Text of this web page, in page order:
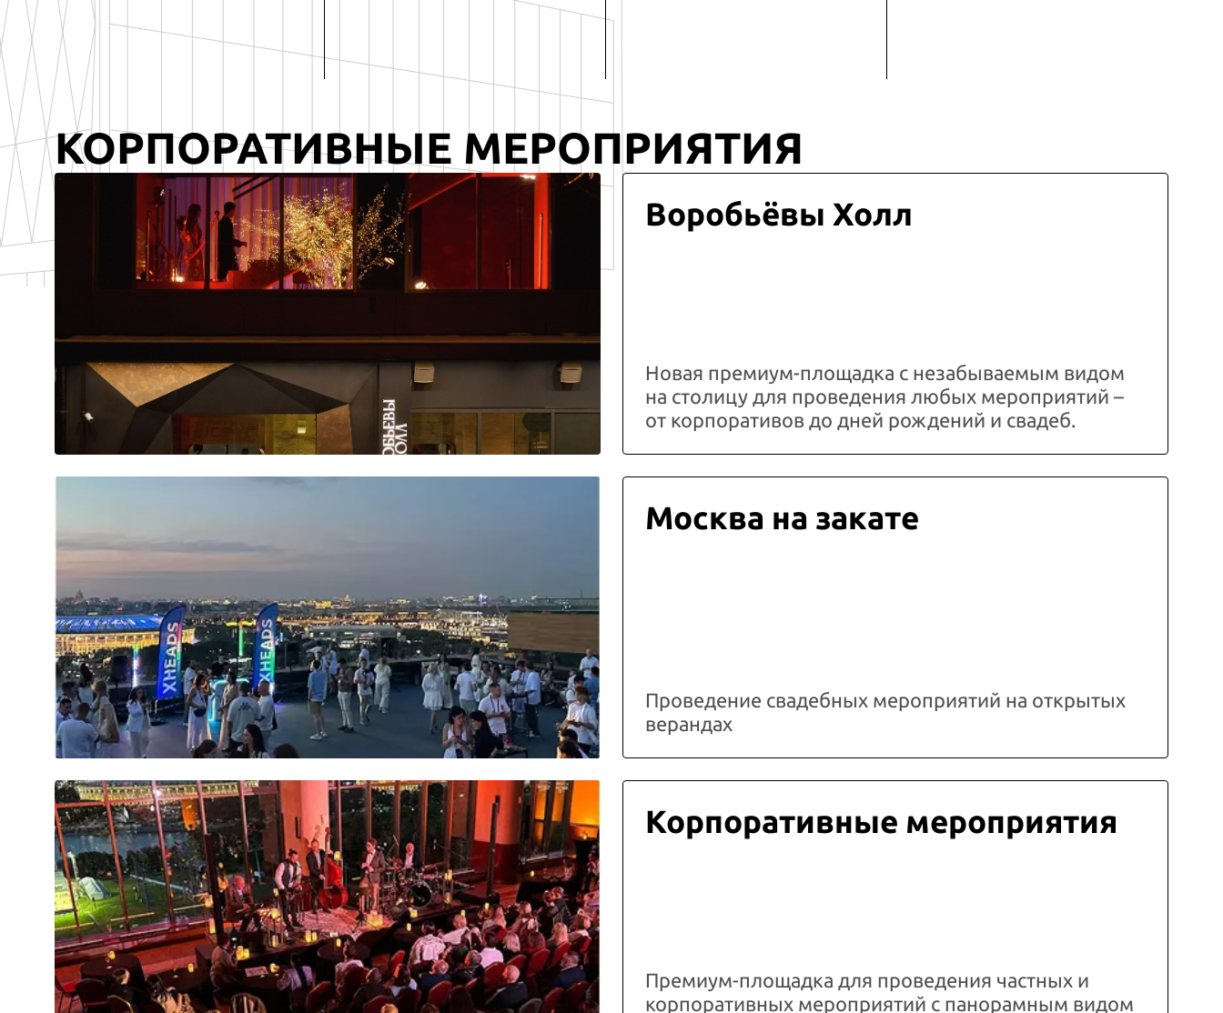
КОРПОРАТИВНЫЕ МЕРОПРИЯТИЯ
Воробьёвы Холл
Новая премиум-площадка с незабываемым видом
на столицу для проведения любых мероприятий –
от корпоративов до дней рождений и свадеб.
Москва на закате
Проведение свадебных мероприятий на открытых
верандах
Корпоративные мероприятия
Премиум-площадка для проведения частных и
корпоративных мероприятий с панорамным видом